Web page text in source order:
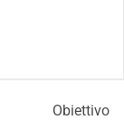
Obiettivo